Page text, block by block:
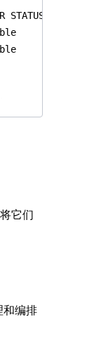
它们
和编排